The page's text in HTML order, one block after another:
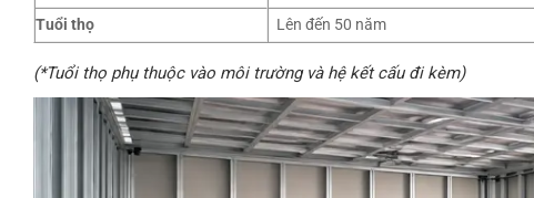
Tuổi thọ
Lên đến 50 năm
(*Tuổi thọ phụ thuộc vào môi trường và hệ kết cấu đi kèm)